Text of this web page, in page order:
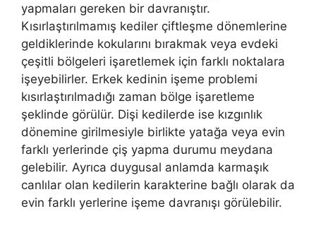
yapmaları gereken bir davranıştır.
Kısırlaştırılmamış kediler çiftleşme dönemlerine
geldiklerinde kokularını bırakmak veya evdeki
çeşitli bölgeleri işaretlemek için farklı noktalara
işeyebilirler. Erkek kedinin işeme problemi
kısırlaştırılmadığı zaman bölge işaretleme
şeklinde görülür. Dişi kedilerde ise kızgınlık
dönemine girilmesiyle birlikte yatağa veya evin
farklı yerlerinde çiş yapma durumu meydana
gelebilir. Ayrıca duygusal anlamda karmaşık
canlılar olan kedilerin karakterine bağlı olarak da
evin farklı yerlerine işeme davranışı görülebilir.